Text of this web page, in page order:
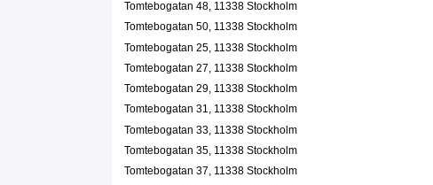
Tomtebogatan 13, 11339 Stockholm
BRF Eldaren nr 3
Karl Tomas Öhrn
Tomtebogatan 13, 11339 Stockholm
Ca'put
Erika Elisabeth Lydén
08-6505468
Tomtebogatan 13 Lgh 1203, 11339 Stockholm
Tomtebogatan 48, 11338 Stockholm
Tomtebogatan 50, 11338 Stockholm
Tomtebogatan 25, 11338 Stockholm
Tomtebogatan 27, 11338 Stockholm
Tomtebogatan 29, 11338 Stockholm
Tomtebogatan 31, 11338 Stockholm
Tomtebogatan 33, 11338 Stockholm
Tomtebogatan 35, 11338 Stockholm
Tomtebogatan 37, 11338 Stockholm